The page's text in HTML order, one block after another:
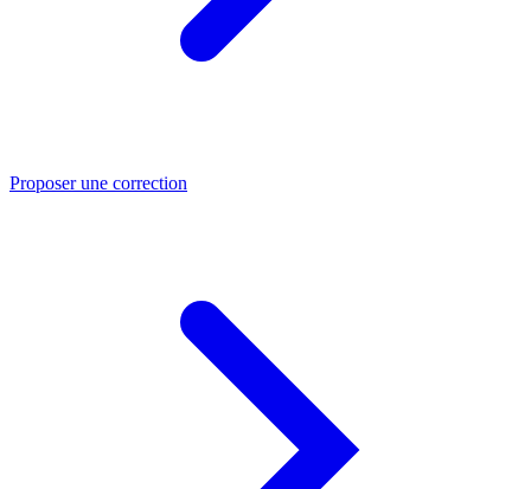
Proposer une correction